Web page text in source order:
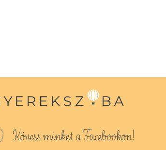
Kövess minket a Facebookon!